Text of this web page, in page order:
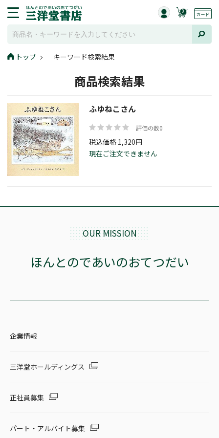
0
トップ キーワード検索結果
商品検索結果
ふゆねこさん
評価の数0
税込価格 1,320円
現在ご注文できません
OUR MISSION
ほんとのであいのおてつだい
企業情報
三洋堂ホールディングス
正社員募集
パート・アルバイト募集